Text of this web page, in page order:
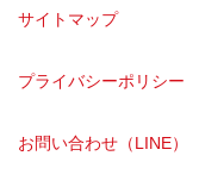
サイトマップ
プライバシーポリシー
お問い合わせ（LINE）